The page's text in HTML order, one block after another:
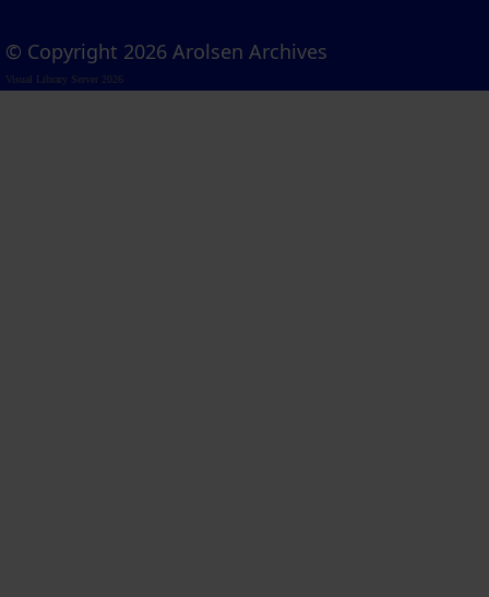
© Copyright 2026 Arolsen Archives
Visual Library Server 2026